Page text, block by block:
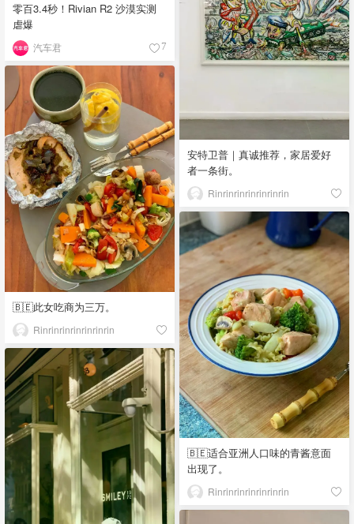
零百3.4秒！Rivian R2 沙漠实测
虐爆
汽车君 7
安特卫普｜真诚推荐，家居爱好
者一条街。
Rinrinrinrinrinrinrin
🇧🇪此女吃商为三万。
Rinrinrinrinrinrinrin
🇧🇪适合亚洲人口味的青酱意面
出现了。
Rinrinrinrinrinrinrin